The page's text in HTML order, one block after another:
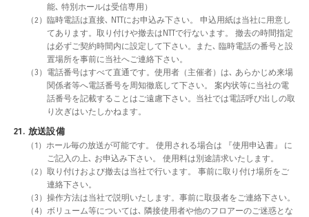
能､ 特別ホールは受信専用）
（2）臨時電話は直接､ NTTにお申込み下さい。 申込用紙は当社に用意し
てあります。取り付けや撤去はNTTで行ないます。 撤去の時間指定
は必ずご契約時間内に設定して下さい。また､ 臨時電話の番号と設
置場所を事前に当社へご連絡下さい。
（3）電話番号はすべて直通です。使用者（主催者）は､ あらかじめ来場
関係者等へ電話番号を周知徹底して下さい。 案内状等に当社の電
話番号を記載することはご遠慮下さい。当社では電話呼び出しの取
り次ぎはいたしかねます。
21. 放送設備
（1）ホール毎の放送が可能です。 使用される場合は 『使用申込書』 に
ご記入の上､ お申込み下さい。 使用料は別途請求いたします。
（2）取り付けおよび撤去は当社で行います。 事前に取り付け場所をご
連絡下さい。
（3）操作方法は当社で説明いたします。事前に取扱者をご連絡下さい。
（4）ボリューム等については､ 隣接使用者や他のフロアーのご迷惑とな